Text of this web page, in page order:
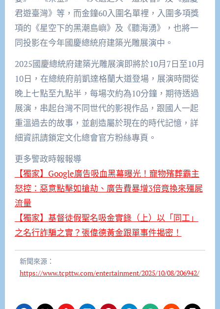
君遊臺灣》等，而金鐘60入圍名單裡，入圍多項獎
項的《星空下的黑潮島嶼》及《聽海湧》，也將一
同投影在今年國慶總統府建築光雕展演中。
2025國慶總統府建築光雕展演即將於10月7日至10月
10日，在總統府前凱達格蘭大道登場，展演時間從
晚上七點至九點半，每場次約為10分鐘，期待透過
展演，串起台灣不同世代的影視作品，跟國人一起
重溫過去的故事，並創造屬於現在的時代記憶，詳
細資訊請鎖定文化總會官方粉絲專頁。
更多警政時報報導
【獨家】Google廣告吸血黑幕曝光！寵物殯葬霸主
怒控：惡意點擊如搶劫、廣告費暴增3倍竟換來殭屍
流量
【獨家】基督徒假聖名吸金實錄（上）以「同工」
之名行詐騙之實？張偉德黃金跟單事件揭密！
新聞來源：
https://www.tcpttw.com/entertainment/2025/10/08/206942/